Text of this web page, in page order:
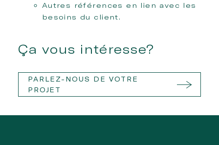
Autres références en lien avec les
besoins du client.
Ça vous intéresse?
PARLEZ-NOUS DE VOTRE
PROJET